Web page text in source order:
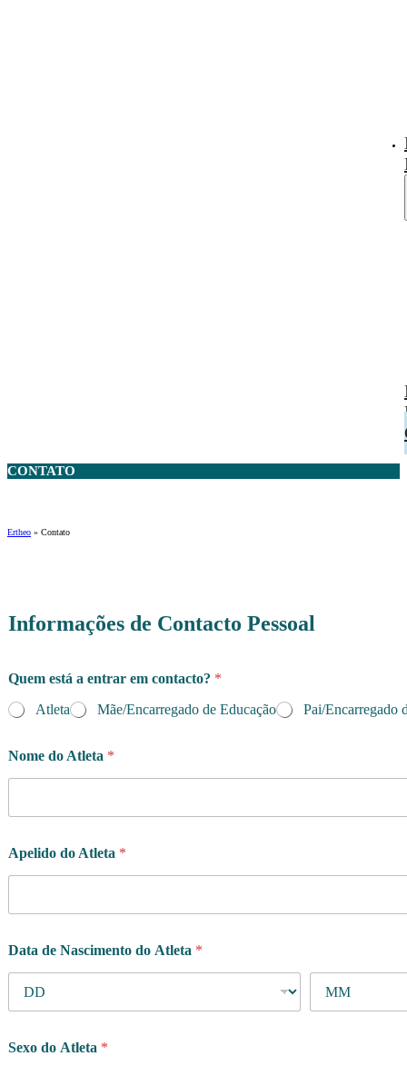
CONTATO
Ertheo » Contato
Informações de Contacto Pessoal
Quem está a entrar em contacto? *
Atleta
Mãe/Encarregado de Educação Pai/Encarregado
Nome do Atleta *
Apelido do Atleta *
Data de Nascimento do Atleta *
Sexo do Atleta *